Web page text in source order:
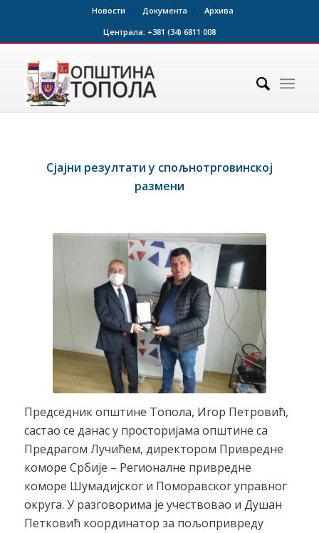
Новости Документа
Архива
Централа: +381 (34) 6811 008
Сјајни резултати у спољнотрговинској
размени
Председник општине Топола, Игор Петровић,
састао се данас у просторијама општине са
Предрагом Лучићем, директором Привредне
коморе Србије – Регионалне привредне
коморе Шумадијског и Поморавског управног
округа. У разговорима је учествовао и Душан
Петковић координатор за пољопривреду